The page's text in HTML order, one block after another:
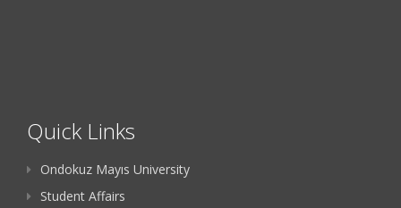
Quick Links
Ondokuz Mayıs University
Student Affairs